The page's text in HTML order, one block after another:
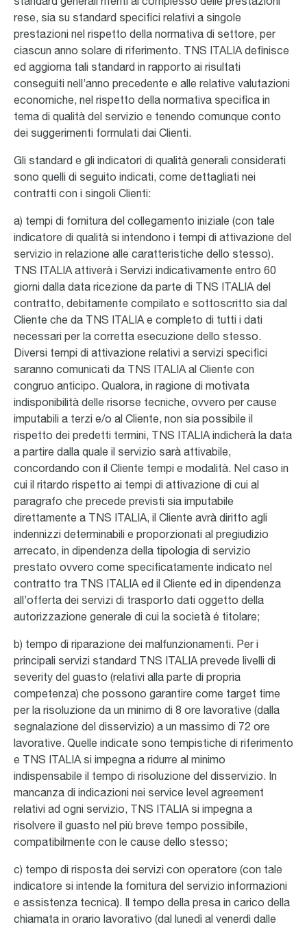
standard generali riferiti al complesso delle prestazioni
rese, sia su standard specifici relativi a singole
prestazioni nel rispetto della normativa di settore, per
ciascun anno solare di riferimento. TNS ITALIA definisce
ed aggiorna tali standard in rapporto ai risultati
conseguiti nell’anno precedente e alle relative valutazioni
economiche, nel rispetto della normativa specifica in
tema di qualità del servizio e tenendo comunque conto
dei suggerimenti formulati dai Clienti.
Gli standard e gli indicatori di qualità generali considerati
sono quelli di seguito indicati, come dettagliati nei
contratti con i singoli Clienti:
a) tempi di fornitura del collegamento iniziale (con tale
indicatore di qualità si intendono i tempi di attivazione del
servizio in relazione alle caratteristiche dello stesso).
TNS ITALIA attiverà i Servizi indicativamente entro 60
giorni dalla data ricezione da parte di TNS ITALIA del
contratto, debitamente compilato e sottoscritto sia dal
Cliente che da TNS ITALIA e completo di tutti i dati
necessari per la corretta esecuzione dello stesso.
Diversi tempi di attivazione relativi a servizi specifici
saranno comunicati da TNS ITALIA al Cliente con
congruo anticipo. Qualora, in ragione di motivata
indisponibilità delle risorse tecniche, ovvero per cause
imputabili a terzi e/o al Cliente, non sia possibile il
rispetto dei predetti termini, TNS ITALIA indicherà la data
a partire dalla quale il servizio sarà attivabile,
concordando con il Cliente tempi e modalità. Nel caso in
cui il ritardo rispetto ai tempi di attivazione di cui al
paragrafo che precede previsti sia imputabile
direttamente a TNS ITALIA, il Cliente avrà diritto agli
indennizzi determinabili e proporzionati al pregiudizio
arrecato, in dipendenza della tipologia di servizio
prestato ovvero come specificatamente indicato nel
contratto tra TNS ITALIA ed il Cliente ed in dipendenza
all’offerta dei servizi di trasporto dati oggetto della
autorizzazione generale di cui la società é titolare;
b) tempo di riparazione dei malfunzionamenti. Per i
principali servizi standard TNS ITALIA prevede livelli di
severity del guasto (relativi alla parte di propria
competenza) che possono garantire come target time
per la risoluzione da un minimo di 8 ore lavorative (dalla
segnalazione del disservizio) a un massimo di 72 ore
lavorative. Quelle indicate sono tempistiche di riferimento
e TNS ITALIA si impegna a ridurre al minimo
indispensabile il tempo di risoluzione del disservizio. In
mancanza di indicazioni nei service level agreement
relativi ad ogni servizio, TNS ITALIA si impegna a
risolvere il guasto nel più breve tempo possibile,
compatibilmente con le cause dello stesso;
c) tempo di risposta dei servizi con operatore (con tale
indicatore si intende la fornitura del servizio informazioni
e assistenza tecnica). Il tempo della presa in carico della
chiamata in orario lavorativo (dal lunedì al venerdì dalle